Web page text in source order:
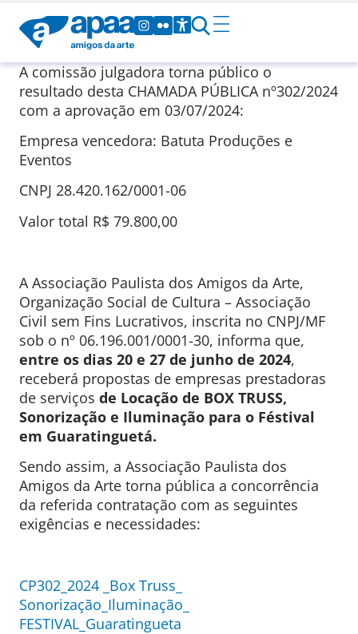
A comissão julgadora torna público o
resultado desta CHAMADA PÚBLICA nº302/2024
com a aprovação em 03/07/2024:
Empresa vencedora: Batuta Produções e
Eventos
CNPJ 28.420.162/0001-06
Valor total R$ 79.800,00
A Associação Paulista dos Amigos da Arte,
Organização Social de Cultura – Associação
Civil sem Fins Lucrativos, inscrita no CNPJ/MF
sob o nº 06.196.001/0001-30, informa que,
entre os dias 20 e 27 de junho de 2024,
receberá propostas de empresas prestadoras
de serviços de Locação de BOX TRUSS,
Sonorização e Iluminação para o Féstival
em Guaratinguetá.
Sendo assim, a Associação Paulista dos
Amigos da Arte torna pública a concorrência
da referida contratação com as seguintes
exigências e necessidades:
CP302_2024 _Box Truss_
Sonorização_Iluminação_
FESTIVAL_Guaratingueta